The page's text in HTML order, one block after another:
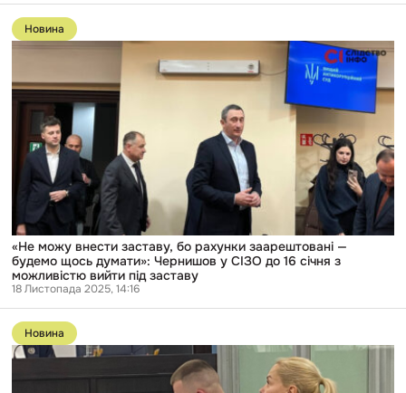
Перейти
до
публікації
«Не
внести
заставу,
рахунки
заарештовані
будемо
щось
думати»:
Чернишов
СІЗО
до
16
січня
можливістю
вийти
під
заставу
Новина
«Не можу внести заставу, бо рахунки заарештовані —
будемо щось думати»: Чернишов у СІЗО до 16 січня з
можливістю вийти під заставу
18 Листопада 2025, 14:16
Перейти
до
публікації
Двоє
Новина